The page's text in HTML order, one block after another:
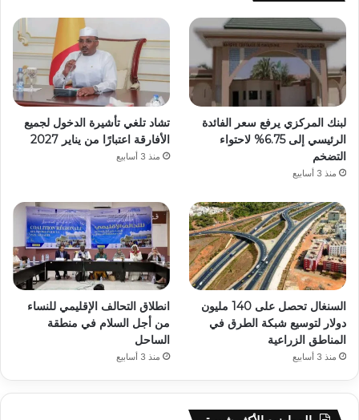
لبنك المركزي يرفع سعر الفائدة
الرئيسي إلى 6.75% لاحتواء
التضخم
منذ 3 أسابيع
تشاد تلغي تأشيرة الدخول لجميع
الأفارقة اعتبارًا من يناير 2027
منذ 3 أسابيع
السنغال تحصل على 140 مليون
دولار لتوسيع شبكة الطرق في
المناطق الزراعية
منذ 3 أسابيع
انطلاق التحالف الإقليمي للنساء
من أجل السلام في منطقة
الساحل
منذ 3 أسابيع